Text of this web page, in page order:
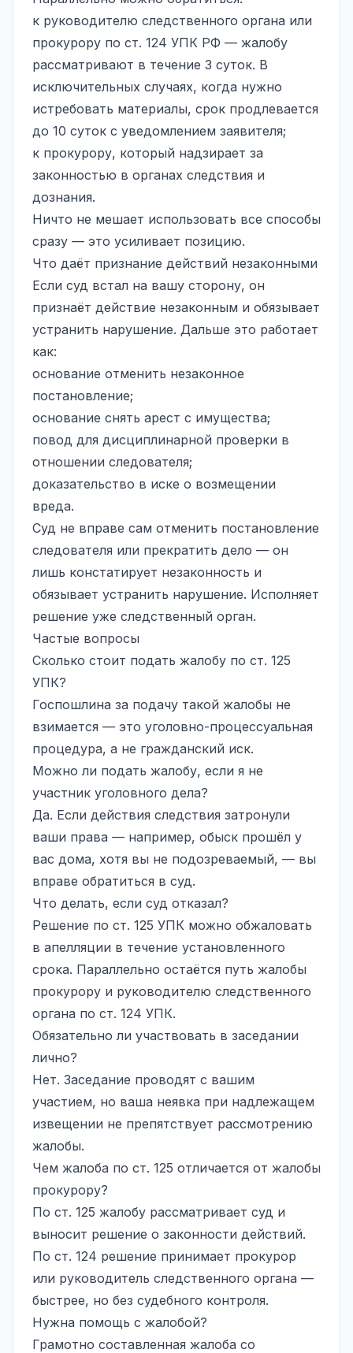
к руководителю следственного органа или
прокурору по ст. 124 УПК РФ — жалобу
рассматривают в течение 3 суток. В
исключительных случаях, когда нужно
истребовать материалы, срок продлевается
до 10 суток с уведомлением заявителя;
к прокурору, который надзирает за
законностью в органах следствия и
дознания.
Ничто не мешает использовать все способы
сразу — это усиливает позицию.
Что даёт признание действий незаконными
Если суд встал на вашу сторону, он
признаёт действие незаконным и обязывает
устранить нарушение. Дальше это работает
как:
основание отменить незаконное
постановление;
основание снять арест с имущества;
повод для дисциплинарной проверки в
отношении следователя;
доказательство в иске о возмещении
вреда.
Суд не вправе сам отменить постановление
следователя или прекратить дело — он
лишь констатирует незаконность и
обязывает устранить нарушение. Исполняет
решение уже следственный орган.
Частые вопросы
Сколько стоит подать жалобу по ст. 125
УПК?
Госпошлина за подачу такой жалобы не
взимается — это уголовно-процессуальная
процедура, а не гражданский иск.
Можно ли подать жалобу, если я не
участник уголовного дела?
Да. Если действия следствия затронули
ваши права — например, обыск прошёл у
вас дома, хотя вы не подозреваемый, — вы
вправе обратиться в суд.
Что делать, если суд отказал?
Решение по ст. 125 УПК можно обжаловать
в апелляции в течение установленного
срока. Параллельно остаётся путь жалобы
прокурору и руководителю следственного
органа по ст. 124 УПК.
Обязательно ли участвовать в заседании
лично?
Нет. Заседание проводят с вашим
участием, но ваша неявка при надлежащем
извещении не препятствует рассмотрению
жалобы.
Чем жалоба по ст. 125 отличается от жалобы
прокурору?
По ст. 125 жалобу рассматривает суд и
выносит решение о законности действий.
По ст. 124 решение принимает прокурор
или руководитель следственного органа —
быстрее, но без судебного контроля.
Нужна помощь с жалобой?
Грамотно составленная жалоба со